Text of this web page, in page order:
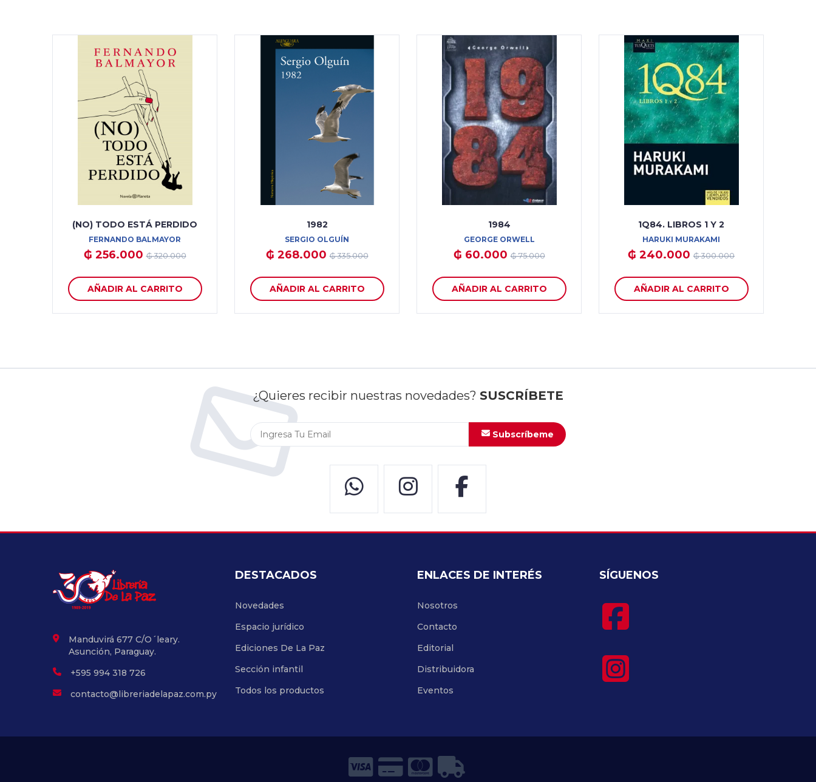
(NO) TODO ESTÁ PERDIDO
FERNANDO BALMAYOR
₲ 256.000₲ 320.000
AÑADIR AL CARRITO
1982
SERGIO OLGUÍN
₲ 268.000₲ 335.000
AÑADIR AL CARRITO
1984
GEORGE ORWELL
₲ 60.000₲ 75.000
AÑADIR AL CARRITO
1Q84. LIBROS 1 Y 2
HARUKI MURAKAMI
₲ 240.000 ₲ 300.000
AÑADIR AL CARRITO
¿Quieres recibir nuestras novedades? SUSCRÍBETE
Subscríbeme
Manduvirá 677 C/O´leary.
Asunción, Paraguay.
+595 994 318 726
contacto@libreriadelapaz.com.py
DESTACADOS
Novedades
Espacio jurídico
Ediciones De La Paz
Sección infantil
Todos los productos
ENLACES DE INTERÉS
Nosotros
Contacto
Editorial
Distribuidora
Eventos
SÍGUENOS